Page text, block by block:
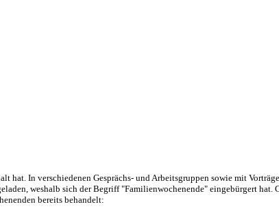
In verschiedenen Gesprächs- und Arbeitsgruppen sowie mit
weshalb sich der Begriff "Familienwochenende" eingebürgert hat.
bereits behandelt: